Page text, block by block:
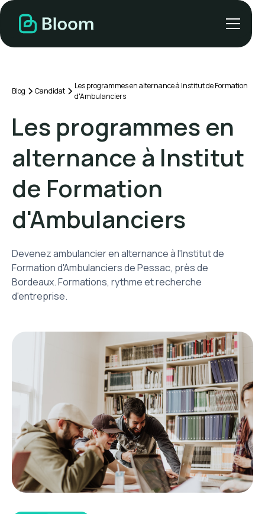
Blog Candidat
Les programmes en alternance à Institut de Formation
d'Ambulanciers
Les programmes en
alternance à Institut
de Formation
d'Ambulanciers
Devenez ambulancier en alternance à l'Institut de
Formation d'Ambulanciers de Pessac, près de
Bordeaux. Formations, rythme et recherche
d'entreprise.